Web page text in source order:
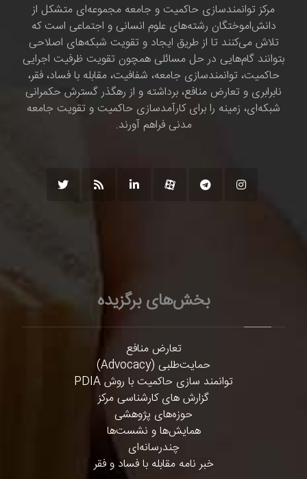
مرکز توانمندسازی حاکمیت و جامعه مجموعه‌ای متشکل از
دانش‌اموختگان رشته‌های علوم انسانی و اجتماعی است که
تلاش می‌کنند تا از طریق ایجاد و تقویت شبکه‌های اصلاحی
بتوانند گام‌هایی در حل مسائلی همچون تقویت ظرفیت اجرایی
حاکمیت، توانمندسازی جامعه، شفافیت، مقابله با فساد، فقر،
نابرابری و تعارض منافع، برداشته و از رهگذر گسترش حکمرانی
شبکه‌ای، زمینه را برای کارآمدسازی حاکمیت و تقویت جامعه
مدنی فراهم آورند.
بخش‌های برگزیده
تعارض منافع
حمایت‌طلبی (Advocacy)
توانمند سازی حاکمیت با روش PDIA
گزارش های کارشناسی مرکز
حوزه‌های پژوهشی
همایش‌ها و نشست‌ها
چندرسانه‌ای
خبر نامه مقابله با فساد و فقر